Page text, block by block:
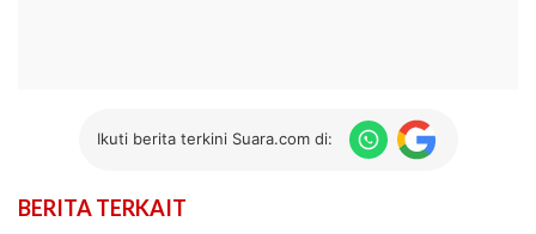
Ikuti berita terkini Suara.com di:
BERITA TERKAIT